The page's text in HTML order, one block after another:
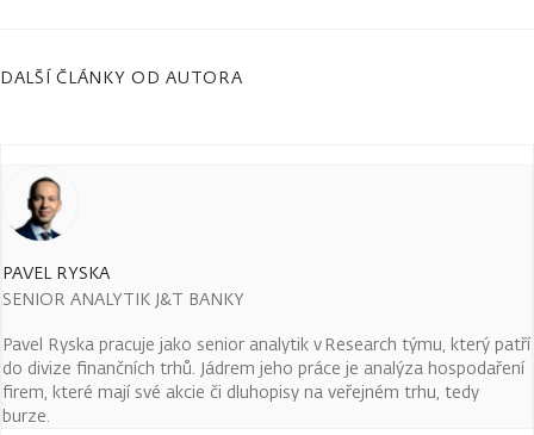
DALŠÍ ČLÁNKY OD AUTORA
PAVEL RYSKA
SENIOR ANALYTIK J&T BANKY
Pavel Ryska pracuje jako senior analytik v Research týmu, který patří
do divize finančních trhů. Jádrem jeho práce je analýza hospodaření
firem, které mají své akcie či dluhopisy na veřejném trhu, tedy
burze.